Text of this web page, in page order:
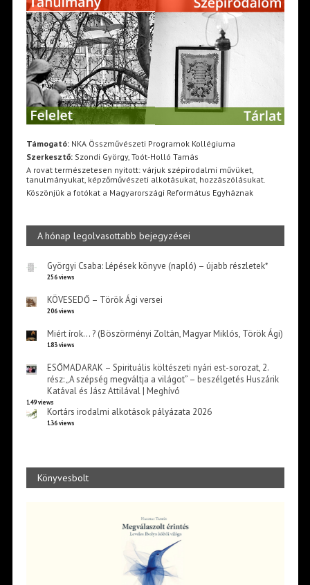
Támogató:NKA Összművészeti Programok Kollégiuma
Szerkesztő:Szondi György, Toót-Holló Tamás
A rovat természetesen nyitott: várjuk szépirodalmi művüket,
tanulmányukat, képzőművészeti alkotásukat, hozzászólásukat.
Köszönjük a fotókat a Magyarországi Református Egyháznak
A hónap legolvasottabb bejegyzései
Györgyi Csaba: Lépések könyve (napló) – újabb részletek*
256 views
KÖVESEDŐ – Török Ági versei
206 views
Miért írok… ? (Böszörményi Zoltán, Magyar Miklós, Török Ági)
183 views
ESŐMADARAK – Spirituális költészeti nyári est-sorozat, 2.
rész: „A szépség megváltja a világot” – beszélgetés Huszárik
Katával és Jász Attilával | Meghívó
149 views
Kortárs irodalmi alkotások pályázata 2026
136 views
Könyvesbolt